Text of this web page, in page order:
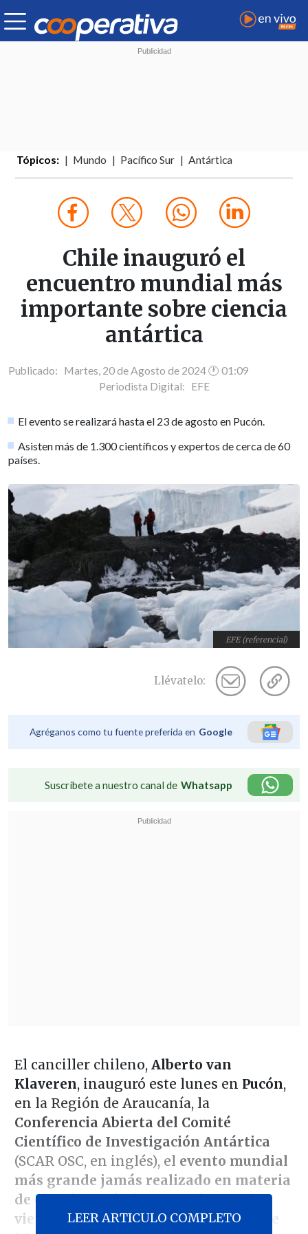
Tópicos: Mundo Pacífico Sur Antártica
Chile inauguró el
encuentro mundial más
importante sobre ciencia
antártica
Publicado: Martes, 20 de Agosto de 2024 🕐 01:09
Periodista Digital: EFE
El evento se realizará hasta el 23 de agosto en Pucón.
Asisten más de 1.300 científicos y expertos de cerca de 60
países.
EFE (referencial)
Llévatelo:
Agréganos como tu fuente preferida en Google
Suscríbete a nuestro canal de Whatsapp
El canciller chileno, Alberto van
Klaveren, inauguró este lunes en Pucón,
en la Región de Araucanía, la
Conferencia Abierta del Comité
Científico de Investigación Antártica
(SCAR OSC, en inglés), el evento mundial
más grande jamás realizado en materia
de ciencia antárticay que,hasta el
viernes 23 de agosto, convoca amás de
LEER ARTICULO COMPLETO